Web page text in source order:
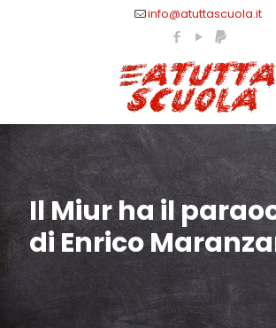
info@atuttascuola.it
Il Miur ha il
di Enrico